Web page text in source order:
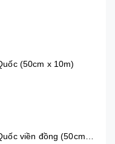
(50cm x 10m)